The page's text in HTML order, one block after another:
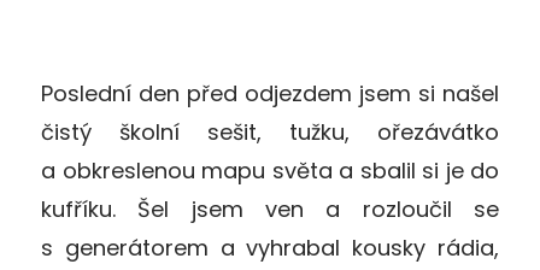
Poslední den před odjezdem jsem si našel
čistý školní sešit, tužku, ořezávátko
a obkreslenou mapu světa a sbalil si je do
kufříku. Šel jsem ven a rozloučil se
s generátorem a vyhrabal kousky rádia,